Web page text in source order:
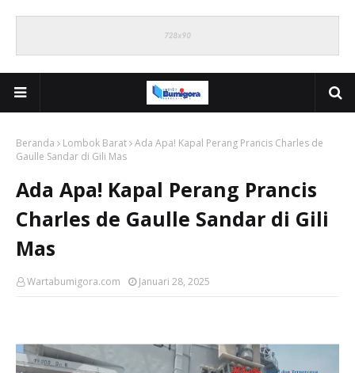
Beranda Lombok Barat Ada Apa! Kapal Perang Prancis Charles de
Gaulle Sandar di Gili Mas
Ada Apa! Kapal Perang Prancis
Charles de Gaulle Sandar di Gili
Mas
Wartabumigora.com Januari 28, 2025